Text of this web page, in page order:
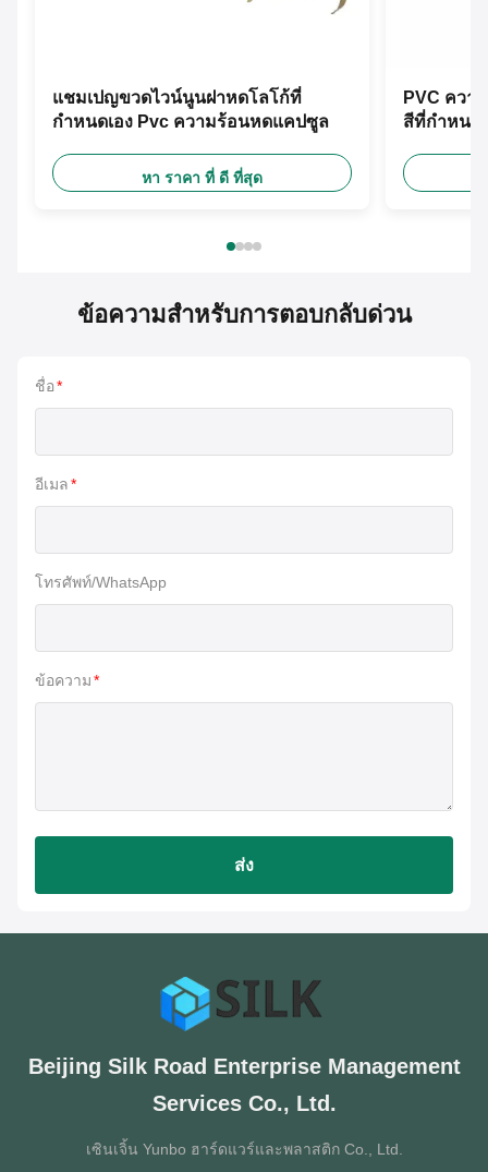
แชมเปญขวดไวน์นูนฝาหดโลโก้ที่
กำหนดเอง Pvc ความร้อนหดแคปซูล
หา ราคา ที่ ดี ที่สุด
PVC ควา
สีที่กำหนด
ข้อความสำหรับการตอบกลับด่วน
ชื่อ*
อีเมล*
โทรศัพท์/WhatsApp
ข้อความ*
ส่ง
Beijing Silk Road Enterprise Management
Services Co., Ltd.
เซินเจิ้น Yunbo ฮาร์ดแวร์และพลาสติก Co., Ltd.